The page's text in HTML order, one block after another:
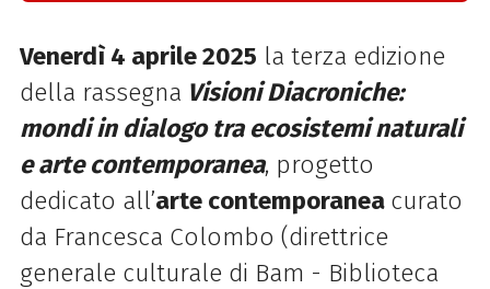
Venerdì 4 aprile 2025 la terza edizione
della rassegna Visioni Diacroniche:
mondi in dialogo tra ecosistemi naturali
e arte contemporanea, progetto
dedicato all’arte contemporanea curato
da Francesca Colombo (direttrice
generale culturale di Bam - Biblioteca